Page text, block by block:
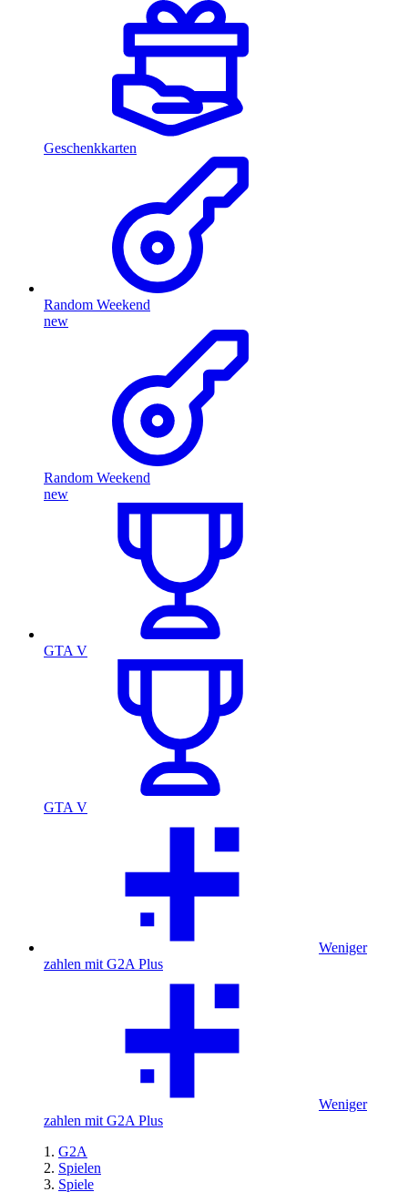
Geschenkkarten
Random Weekend
new
Random Weekend
new
GTA V
GTA V
Weniger
zahlen mit G2A Plus
Weniger
zahlen mit G2A Plus
G2A
Spielen
Spiele